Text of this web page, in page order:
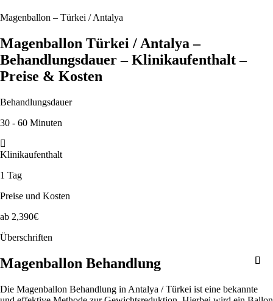
Magenballon – Türkei / Antalya
Magenballon Türkei / Antalya –
Behandlungsdauer – Klinikaufenthalt –
Preise & Kosten
Behandlungsdauer
30 - 60 Minuten
Klinikaufenthalt
1 Tag
Preise und Kosten
ab 2,390€
Überschriften
Magenballon Behandlung
Die Magenballon Behandlung in Antalya / Türkei ist eine bekannte